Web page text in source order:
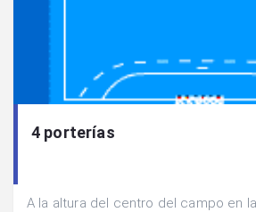
4 porterías
A la altura del centro del campo en